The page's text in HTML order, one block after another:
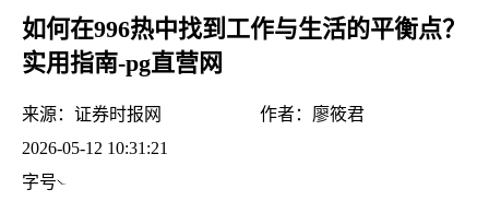
如何在996热中找到工作与生活的平衡点？
实用指南-pg直营网
来源： 证券时报网 作者： 廖筱君
2026-05-12 10:31:21
字号